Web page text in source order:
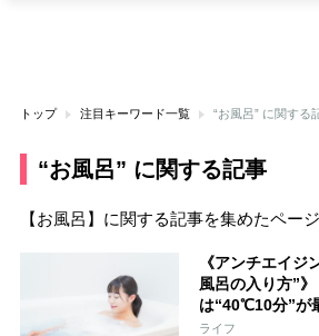
トップ 注目キーワード一覧 “お風呂” に関する
“お風呂” に関する記事
【お風呂】に関する記事を集めたページ
《アンチエイジ
風呂の入り方”
は“40℃10分”が
分」健康・美容
ライフ